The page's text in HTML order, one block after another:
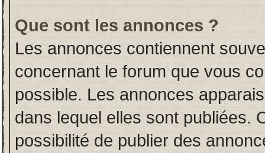
Que sont les annonces ?
Les annonces contiennent
concernant le forum que vous
possible. Les annonces
dans lequel elles sont publiées.
possibilité de publier des